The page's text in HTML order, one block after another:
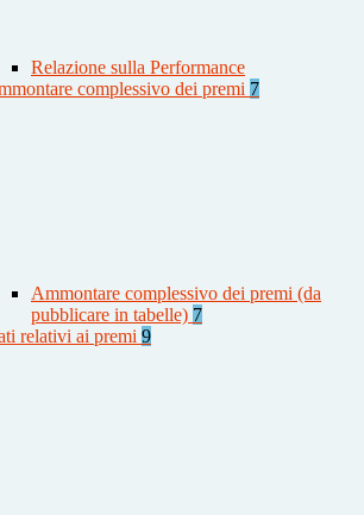
Relazione sulla Performance
complessivo dei premi 7
Ammontare complessivo dei premi (da
pubblicare in tabelle) 7
relativi ai premi 9